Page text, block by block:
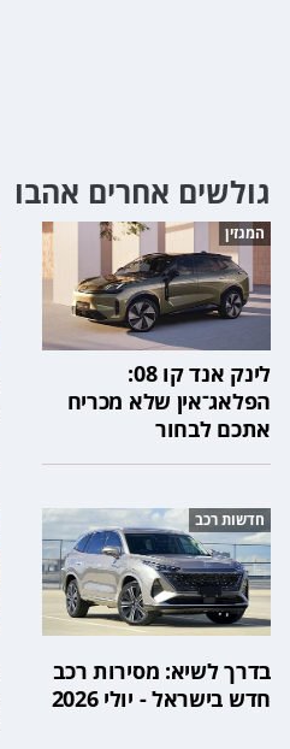
גולשים אחרים אהבו
המגזין
לינק אנד קו 08:
הפלאג־אין שלא מכריח
אתכם לבחור
חדשות רכב
בדרך לשיא: מסירות רכב
חדש בישראל - יולי 2026